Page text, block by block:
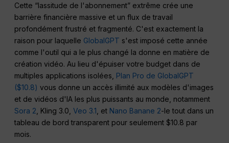
Cette “lassitude de l'abonnement” extrême crée une
barrière financière massive et un flux de travail
profondément frustré et fragmenté. C'est exactement la
raison pour laquelle GlobalGPT s'est imposé cette année
comme l'outil qui a le plus changé la donne en matière de
création vidéo. Au lieu d'épuiser votre budget dans de
multiples applications isolées, Plan Pro de GlobalGPT
($10.8)vous donne un accès illimité aux modèles d'images
et de vidéos d'IA les plus puissants au monde, notamment
Sora 2 , Kling 3.0,Veo 3.1 , et Nano Banane 2-le tout dans un
tableau de bord transparent pour seulement $10.8 par
mois.